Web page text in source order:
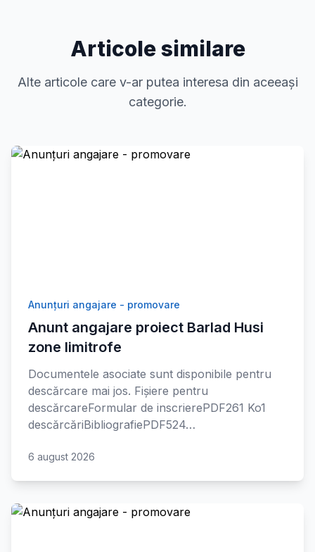
Articole similare
Alte articole care v-ar putea interesa din aceeași
categorie.
Anunțuri angajare - promovare
Anunt angajare proiect Barlad Husi
zone limitrofe
Documentele asociate sunt disponibile pentru
descărcare mai jos. Fișiere pentru
descărcareFormular de inscrierePDF261 Ko1
descărcăriBibliografiePDF524…
6 august 2026